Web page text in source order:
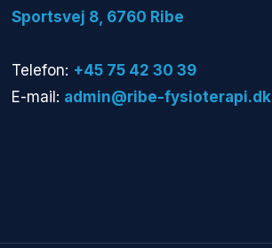
​Sportsvej 8, 6760 Ribe​
Telefon: +45 75 42 30 39
E-mail: admin@ribe-fysioterapi.dk